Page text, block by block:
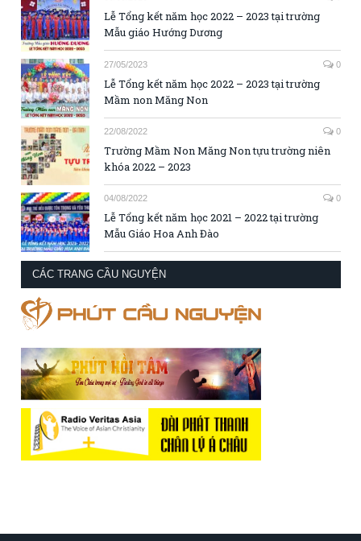
Lễ Tổng kết năm học 2022 – 2023 tại trường
Mẫu giáo Hướng Dương
27/05/2023 0
Lễ Tổng kết năm học 2022 – 2023 tại trường
Mầm non Măng Non
22/08/2022 0
Trường Mầm Non Măng Non tựu trường niên
khóa 2022 – 2023
04/08/2022 0
Lễ Tổng kết năm học 2021 – 2022 tại trường
Mẫu Giáo Hoa Anh Đào
CÁC TRANG CẦU NGUYỆN